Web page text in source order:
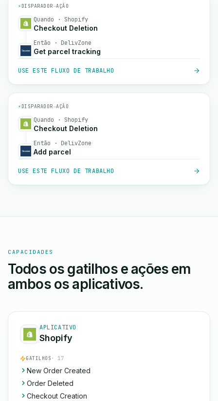
⚡ DISPARADOR→AÇÃO
Quando · Shopify
Checkout Deletion
Então · DelivZone
Get parcel tracking
USE ESTE FLUXO DE TRABALHO
⚡ DISPARADOR→AÇÃO
Quando · Shopify
Checkout Deletion
Então · DelivZone
Add parcel
USE ESTE FLUXO DE TRABALHO
CAPACIDADES
Todos os gatilhos e ações em
ambos os aplicativos.
APLICATIVO
Shopify
GATILHOS · 17
New Order Created
Order Deleted
Checkout Creation